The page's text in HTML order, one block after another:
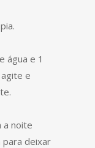
água e 1
e
a noite
para deixar